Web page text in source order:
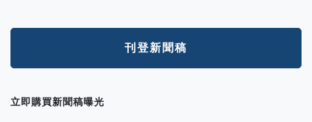
刊登新聞稿
立即購買新聞稿曝光